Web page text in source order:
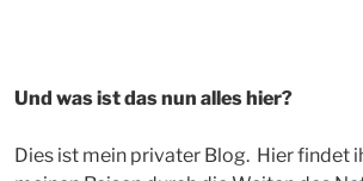
Und was ist das nun alles hier?
Dies ist mein privater Blog. Hier findet